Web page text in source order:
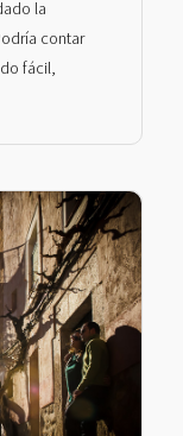
la
contar
fácil,